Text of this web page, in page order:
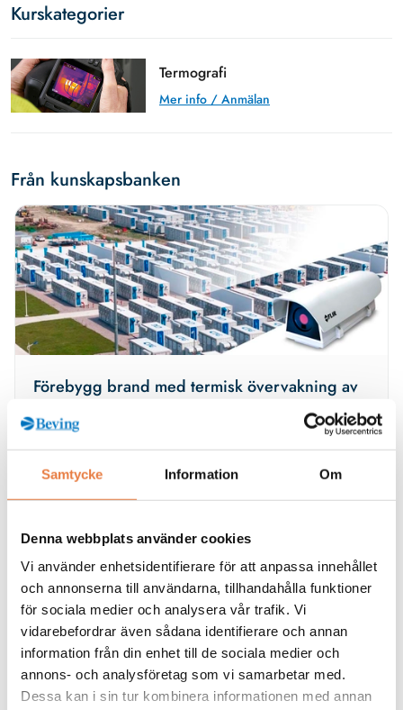
Samtycke Information Om
Denna webbplats använder cookies
Vi använder enhetsidentifierare för att anpassa innehållet
och annonserna till användarna, tillhandahålla funktioner
för sociala medier och analysera vår trafik. Vi
vidarebefordrar även sådana identifierare och annan
information från din enhet till de sociala medier och
annons- och analysföretag som vi samarbetar med.
Dessa kan i sin tur kombinera informationen med annan
Kurskategorier
Termografi
Mer info / Anmälan
Från kunskapsbanken
Förebygg brand med termisk övervakning av
batterilagringssystem
övervakning för batterilagringssystem